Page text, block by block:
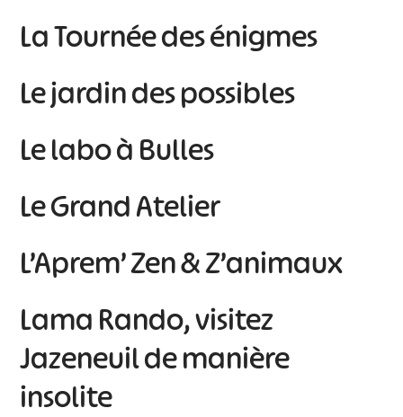
La Tournée des énigmes
Le jardin des possibles
Le labo à Bulles
Le Grand Atelier
L’Aprem’ Zen & Z’animaux
Lama Rando, visitez
Jazeneuil de manière
insolite